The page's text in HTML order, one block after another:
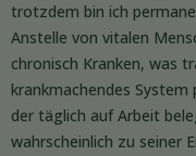
trotzdem bin ich
Anstelle von vitalen
chronisch Kranken, was
krankmachendes
der täglich auf Arbeit
wahrscheinlich zu seiner